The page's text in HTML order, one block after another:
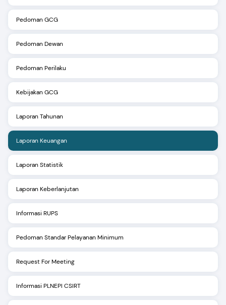
Pedoman GCG
Pedoman Dewan
Pedoman Perilaku
Kebijakan GCG
Laporan Tahunan
Laporan Keuangan
Laporan Statistik
Laporan Keberlanjutan
Informasi RUPS
Pedoman Standar Pelayanan Minimum
Request For Meeting
Informasi PLNEPI CSIRT